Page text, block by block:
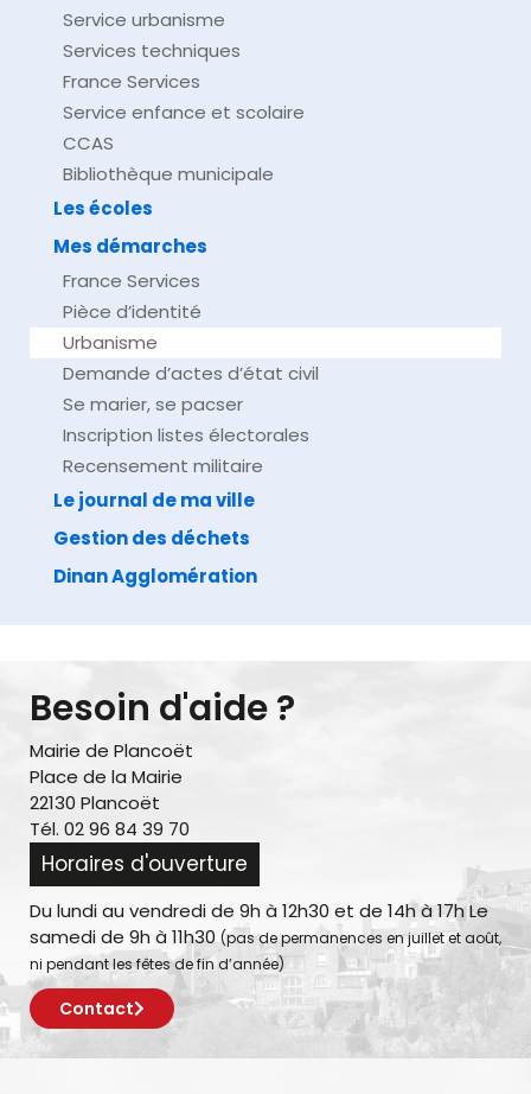
Service urbanisme
Services techniques
France Services
Service enfance et scolaire
CCAS
Bibliothèque municipale
Les écoles
Mes démarches
France Services
Pièce d’identité
Urbanisme
Demande d’actes d’état civil
Se marier, se pacser
Inscription listes électorales
Recensement militaire
Le journal de ma ville
Gestion des déchets
Dinan Agglomération
Besoin d'aide ?
Mairie de Plancoët
Place de la Mairie
22130 Plancoët
Tél. 02 96 84 39 70
Horaires d'ouverture
Du lundi au vendredi de 9h à 12h30 et de 14h à 17h Le
samedi de 9h à 11h30 (pas de permanences en juillet et août,
ni pendant les fêtes de fin d’année)
Contact